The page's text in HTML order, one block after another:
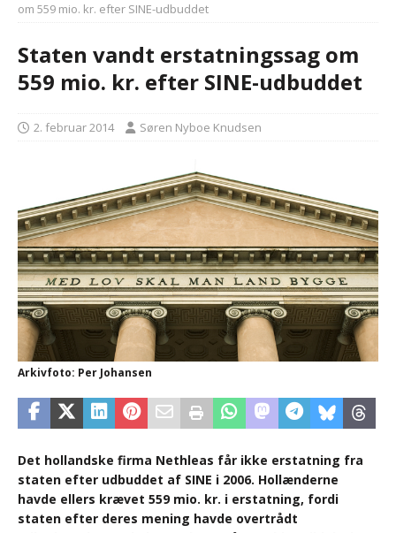
om 559 mio. kr. efter SINE-udbuddet
Staten vandt erstatningssag om
559 mio. kr. efter SINE-udbuddet
2. februar 2014 Søren Nyboe Knudsen
Arkivfoto: Per Johansen
Det hollandske firma Nethleas får ikke erstatning fra
staten efter udbuddet af SINE i 2006. Hollænderne
havde ellers krævet 559 mio. kr. i erstatning, fordi
staten efter deres mening havde overtrådt